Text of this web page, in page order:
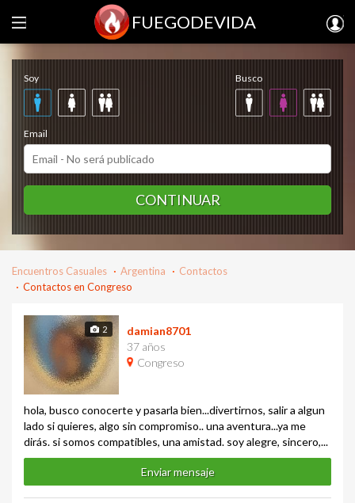
FUEGODEVIDA
Regístrate gratis
Soy Busco
Email
CONTINUAR
Encuentros Casuales Argentina
Contactos
Contactos en Congreso
2
damian8701
37 años
Congreso
hola, busco conocerte y pasarla bien...divertirnos, salir a algun
lado si quieres, algo sin compromiso.. una aventura...ya me
dirás. si somos compatibles, una amistad. soy alegre, sincero,...
Enviar mensaje